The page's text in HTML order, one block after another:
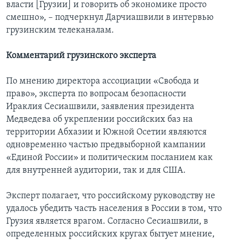
власти [Грузии] и говорить об экономике просто
смешно», – подчеркнул Дарчиашвили в интервью
грузинским телеканалам.
Комментарий грузинского эксперта
По мнению директора ассоциации «Свобода и
право», эксперта по вопросам безопасности
Ираклия Сесиашвили, заявления президента
Медведева об укреплении российских баз на
территории Абхазии и Южной Осетии являются
одновременно частью предвыборной кампании
«Единой России» и политическим посланием как
для внутренней аудитории, так и для США.
Эксперт полагает, что российскому руководству не
удалось убедить часть населения в России в том, что
Грузия является врагом. Согласно Сесиашвили, в
определенных российских кругах бытует мнение,